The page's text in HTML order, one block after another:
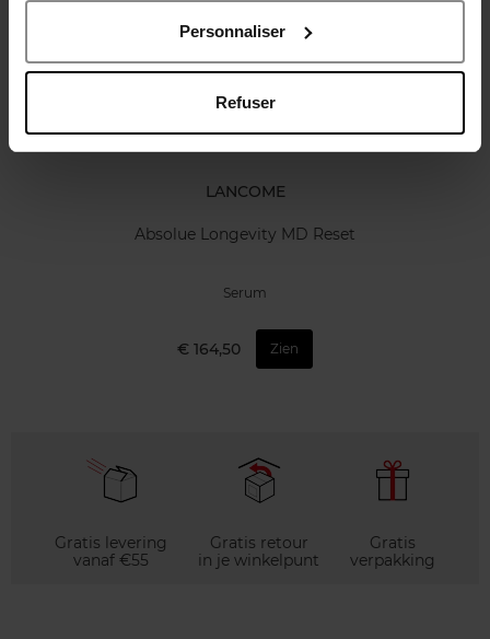
Personnaliser
Refuser
LANCOME
Absolue Longevity MD Reset
Serum
€ 164,50 Zien
Gratis levering
vanaf €55
Gratis retour
in je winkelpunt
Gratis
verpakking